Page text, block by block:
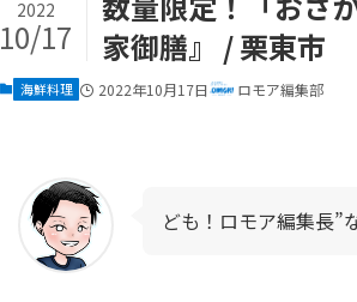
家御膳』 / 栗東市
2022
10/17
海鮮料理 2022年10月17日 ロモア編集部
ども！ロモア編集長”